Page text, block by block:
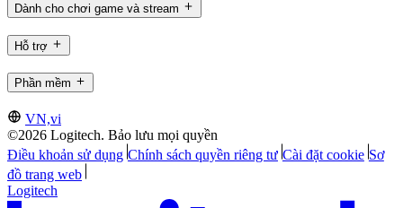
Dành cho chơi game và stream
Hỗ trợ
Phần mềm
VN,vi
©2026 Logitech. Bảo lưu mọi quyền
Điều khoản sử dụng Chính sách quyền riêng tư Cài đặt cookie Sơ
đồ trang web
Logitech